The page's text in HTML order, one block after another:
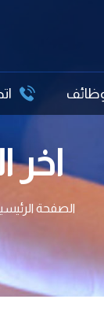
اخر
الصفحة